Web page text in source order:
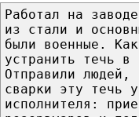
Работал на
из стали и
были военные.
устранить течь в
Отправили людей,
сварки эту течь
исполнителя: